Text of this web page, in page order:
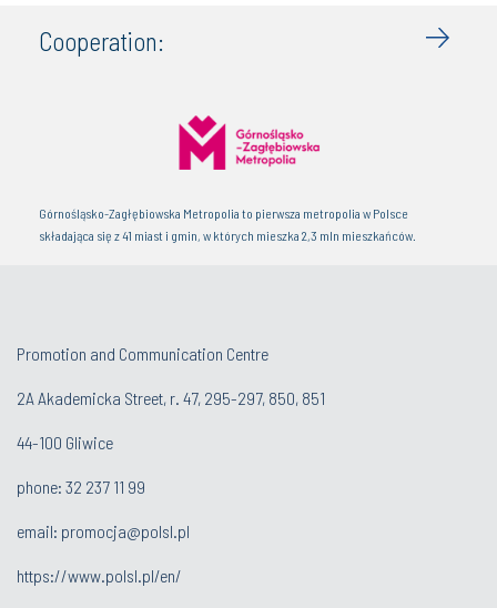
Cooperation:
Górnośląsko-Zagłębiowska Metropolia to pierwsza metropolia w Polsce
składająca się z 41 miast i gmin, w których mieszka 2,3 mln mieszkańców.
Promotion and Communication Centre
2A Akademicka Street, r. 47, 295-297, 850, 851
44-100 Gliwice
phone: 32 237 11 99
email: promocja@polsl.pl
https://www.polsl.pl/en/